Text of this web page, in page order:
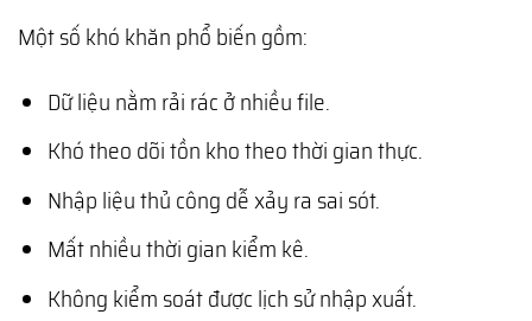
Một số khó khăn phổ biến gồm:
Dữ liệu nằm rải rác ở nhiều file.
Khó theo dõi tồn kho theo thời gian thực.
Nhập liệu thủ công dễ xảy ra sai sót.
Mất nhiều thời gian kiểm kê.
Không kiểm soát được lịch sử nhập xuất.